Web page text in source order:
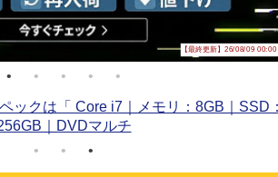
【最終更新】26/08/09 00:00